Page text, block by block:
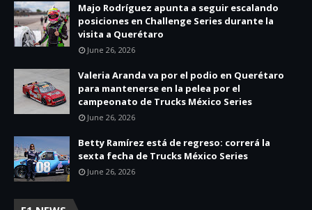
Majo Rodríguez apunta a seguir escalando
posiciones en Challenge Series durante la
visita a Querétaro
June 26, 2026
Valeria Aranda va por el podio en Querétaro
para mantenerse en la pelea por el
campeonato de Trucks México Series
June 26, 2026
Betty Ramírez está de regreso: correrá la
sexta fecha de Trucks México Series
June 26, 2026